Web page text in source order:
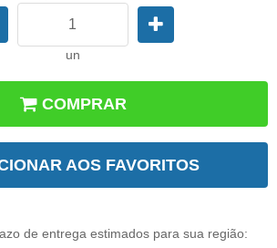
un
COMPRAR
AOS FAVORITOS
de entrega estimados para sua região: